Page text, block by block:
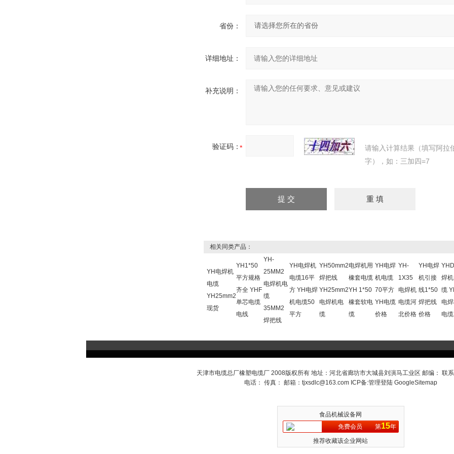
省份：
详细地址：
补充说明：
验证码：
请输入计算结果（填写阿拉
字），如：三加四=7
相关同类产品：
YH电焊机
电缆
YH25mm2
现货
YH1*50
平方规格
齐全 YHF
单芯电缆
电线
YH-
25MM2
电焊机电
缆
35MM2
焊把线
YH电焊机
电缆16平
方 YH电焊
机电缆50
平方
YH50mm2
焊把线
YH25mm2
电焊机电
缆
电焊机用
橡套电缆
YH 1*50
橡套软电
缆
YH电焊
机电缆
70平方
YH电缆
价格
YH-
1X35
电焊机
电缆河
北价格
YH电焊
机引接
线1*50
焊把线
价格
焊
缆
电
电缆
天津市电缆总厂橡塑电缆厂 2008版权所有 地址：河北省廊坊市大城县刘演马工业区 邮编： 联
电话： 传真： 邮箱： tjxsdlc@163.comICP备:管理登陆 GoogleSitemap
食品机械设备网
免费会员
第15年
推荐收藏该企业网站